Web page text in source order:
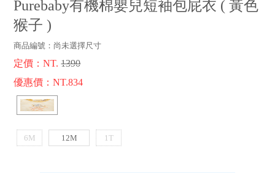
Purebaby有機棉嬰兒短袖包屁衣 (黃色
猴子 )
商品編號： 尚未選擇尺寸
定價：NT.1390
優惠價：NT.834
6M 12M 1T